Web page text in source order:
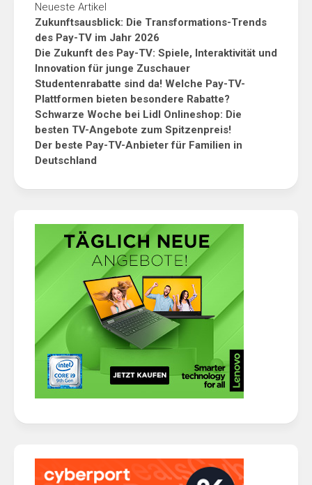
Neueste Artikel
Zukunftsausblick: Die Transformations-Trends
des Pay-TV im Jahr 2026
Die Zukunft des Pay-TV: Spiele, Interaktivität und
Innovation für junge Zuschauer
Studentenrabatte sind da! Welche Pay-TV-
Plattformen bieten besondere Rabatte?
Schwarze Woche bei Lidl Onlineshop: Die
besten TV-Angebote zum Spitzenpreis!
Der beste Pay-TV-Anbieter für Familien in
Deutschland